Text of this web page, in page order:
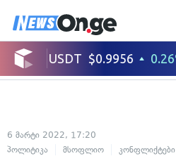
6 მარტი 2022, 17:20
პოლიტიკა
მსოფლიო კონფლიქტები